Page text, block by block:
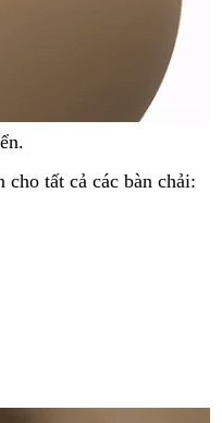
tất cả các bàn chải: